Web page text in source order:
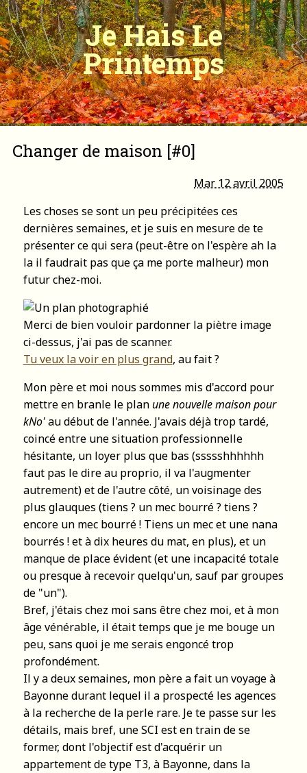
Je Hais Le
Printemps
Changer de maison [#0]
Mar 12 avril 2005
Les choses se sont un peu précipitées ces
dernières semaines, et je suis en mesure de te
présenter ce qui sera (peut-être on l'espère ah la
la il faudrait pas que ça me porte malheur) mon
futur chez-moi.
Merci de bien vouloir pardonner la piètre image
ci-dessus, j'ai pas de scanner.
Tu veux la voir en plus grand, au fait ?
Mon père et moi nous sommes mis d'accord pour
mettre en branle le planune nouvelle maison pour
kNo'au début de l'année. J'avais déjà trop tardé,
coincé entre une situation professionnelle
hésitante, un loyer plus que bas (ssssshhhhhh
faut pas le dire au proprio, il va l'augmenter
autrement) et de l'autre côté, un voisinage des
plus glauques (tiens ? un mec bourré ? tiens ?
encore un mec bourré ! Tiens un mec et une nana
bourrés ! et à dix heures du mat, en plus), et un
manque de place évident (et une incapacité totale
ou presque à recevoir quelqu'un, sauf par groupes
de "un").
Bref, j'étais chez moi sans être chez moi, et à mon
âge vénérable, il était temps que je me bouge un
peu, sans quoi je me serais engoncé trop
profondément.
Il y a deux semaines, mon père a fait un voyage à
Bayonne durant lequel il a prospecté les agences
à la recherche de la perle rare. Je te passe sur les
détails, mais bref, une SCI est en train de se
former, dont l'objectif est d'acquérir un
appartement de type T3, à Bayonne, dans la